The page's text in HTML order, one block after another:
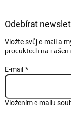
Odebírat
Vložte svůj e-mail a
produktech na
E-mail
Vložením e-mailu